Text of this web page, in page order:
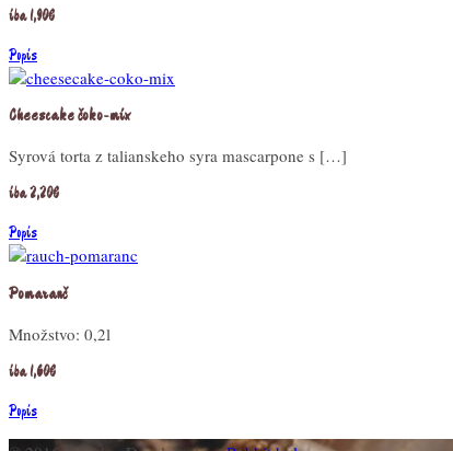
iba 1,90€
Popis
Cheescake čoko-mix
Syrová torta z talianskeho syra mascarpone s […]
iba 2,20€
Popis
Pomaranč
Množstvo: 0,2l
iba 1,60€
Popis